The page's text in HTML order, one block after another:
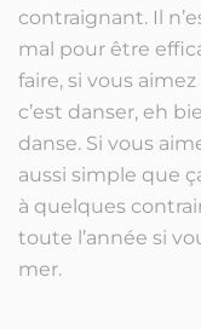
contraignant. Il
mal pour être
faire, si vous
c’est danser, eh
danse. Si vous
aussi simple que
à quelques
toute l’année si
mer.